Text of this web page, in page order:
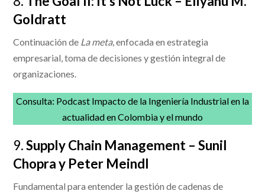
Goldratt
Continuación de La meta, enfocada en estrategia
empresarial, toma de decisiones y gestión integral de
organizaciones.
Consulta: Podcast Impacto de la Ingeniería Industrial en la
actualidad en Colombia y el mundo
9.Supply Chain Management – Sunil
Chopra y Peter Meindl
Fundamental para entender la gestión de cadenas de